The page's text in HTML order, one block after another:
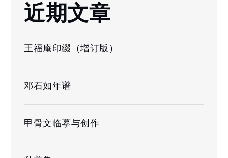
近期文章
王福庵印綴（增订版）
邓石如年谱
甲骨文临摹与创作